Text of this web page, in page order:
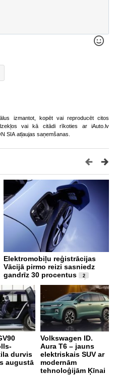
izmantot, kopēt vai reproducēt citos
vai kā citādi rīkoties ar iAuto.lv
SIA atļaujas saņemšanas.
Elektromobiļu reģistrācijas
Vācijā pirmo reizi sasniedz
gandrīz 30 procentus
2
durvis
augustā
Volkswagen ID.
Aura T6 – jauns
elektriskais SUV ar
modernām
tehnoloģijām Ķīnai